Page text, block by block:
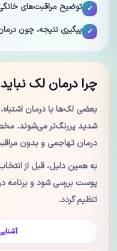
توضیح مراقبت‌های
پیگیری نتیجه، چون
چرا درمان لک
بعضی لک‌ها با درمان اشتباه،
شدید پررنگ‌تر می‌شوند.
درمان تهاجمی و بدون
به همین دلیل، قبل از
پوست بررسی شود و
تنظیم گردد.